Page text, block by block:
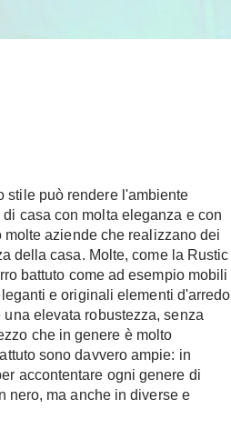
stile può rendere l'ambiente
casa con molta eleganza e con
aziende che realizzano dei
della casa. Molte, come la Rustic
battuto come ad esempio mobili
e originali elementi d'arredo
elevata robustezza, senza
che in genere è molto
sono davvero ampie: in
accontentare ogni genere di
nero, ma anche in diverse e